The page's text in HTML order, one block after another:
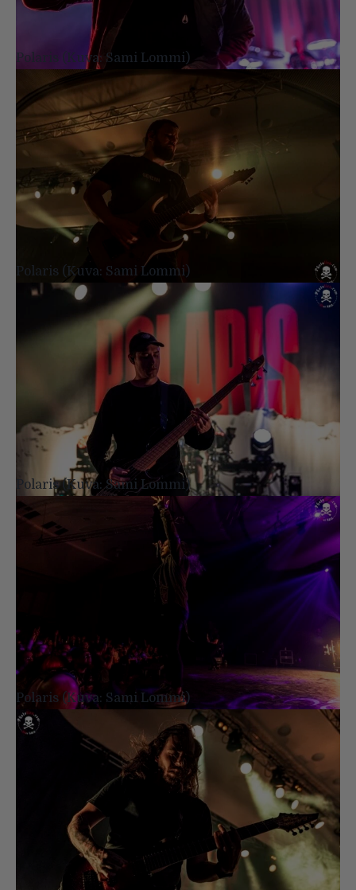
Polaris (Kuva: Sami Lommi)
Polaris (Kuva: Sami Lommi)
Polaris (Kuva: Sami Lommi)
Polaris (Kuva: Sami Lommi)